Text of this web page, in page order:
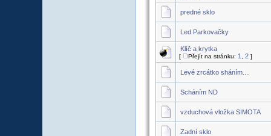
predné sklo
Led Parkovačky
Klíč a krytka
[ Přejít na stránku: 1 2 ]
Levé zrcátko sháním....
Scháním ND
vzduchová vložka SIMOTA
Zadní sklo